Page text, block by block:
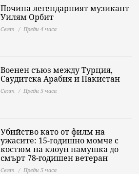
Почина легендарният музикант
Уилям Орбит
Свят Преди 4 часа
Военен съюз между Турция,
Саудитска Арабия и Пакистан
Свят Преди 5 часа
Убийство като от филм на
ужасите: 15-годишно момче с
костюм на клоун намушка до
смърт 78-годишен ветеран
Свят Преди 5 часа